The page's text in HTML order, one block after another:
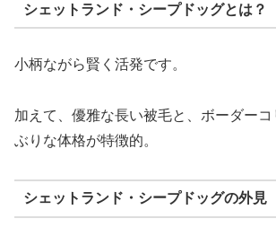
シェットランド・シープドッグとは？
小柄ながら賢く活発です。
加えて、優雅な長い被毛と、ボーダー
ぶりな体格が特徴的。
シェットランド・シープドッグの外見